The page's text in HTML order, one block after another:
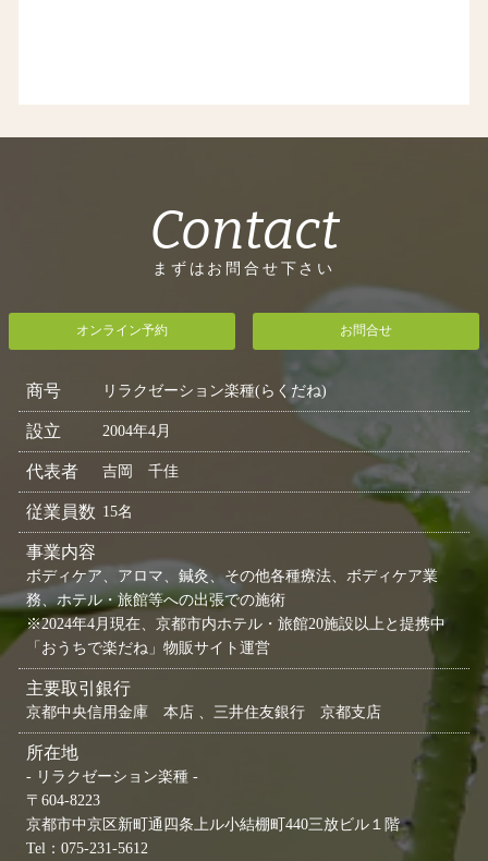
Contact
まずはお問合せ下さい
オンライン予約 お問合せ
商号 リラクゼーション楽種(らくだね)
設立 2004年4月
代表者 吉岡 千佳
従業員数 15名
事業内容
ボディケア、アロマ、鍼灸、その他各種療法、ボディケア業
務、ホテル・旅館等への出張での施術
※2024年4月現在、京都市内ホテル・旅館20施設以上と提携中
「おうちで楽だね」物販サイト運営
主要取引銀行
京都中央信用金庫 本店 、三井住友銀行 京都支店
所在地
- リラクゼーション楽種 -
〒604-8223
京都市中京区新町通四条上ル小結棚町440三放ビル１階
Tel：075-231-5612